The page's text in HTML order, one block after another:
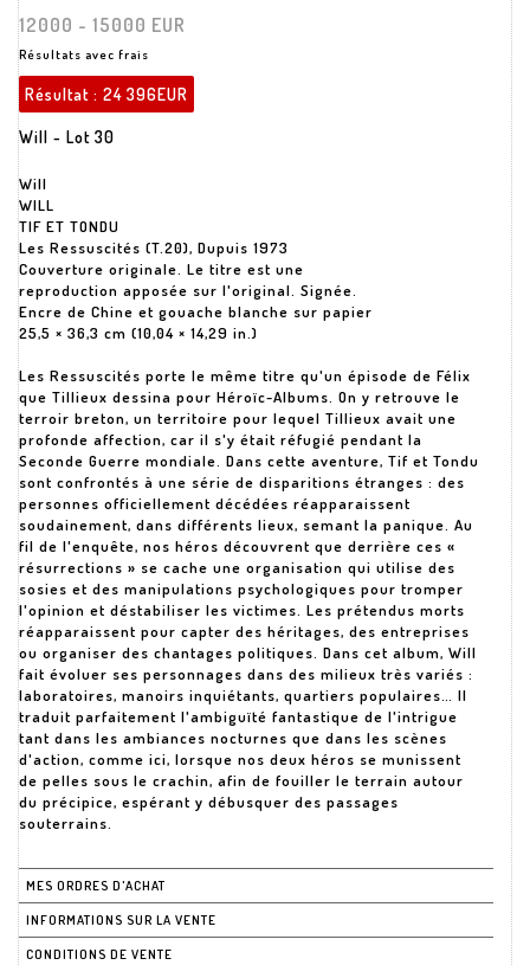
12000 - 15000 EUR
Résultats avec frais
Résultat : 24 396EUR
Will - Lot 30
Will
WILL
TIF ET TONDU
Les Ressuscités (T.20), Dupuis 1973
Couverture originale. Le titre est une
reproduction apposée sur l'original. Signée.
Encre de Chine et gouache blanche sur papier
25,5 × 36,3 cm (10,04 × 14,29 in.)
Les Ressuscités porte le même titre qu'un épisode de Félix
que Tillieux dessina pour Héroïc-Albums. On y retrouve le
terroir breton, un territoire pour lequel Tillieux avait une
profonde affection, car il s'y était réfugié pendant la
Seconde Guerre mondiale. Dans cette aventure, Tif et Tondu
sont confrontés à une série de disparitions étranges : des
personnes officiellement décédées réapparaissent
soudainement, dans différents lieux, semant la panique. Au
fil de l'enquête, nos héros découvrent que derrière ces «
résurrections » se cache une organisation qui utilise des
sosies et des manipulations psychologiques pour tromper
l'opinion et déstabiliser les victimes. Les prétendus morts
réapparaissent pour capter des héritages, des entreprises
ou organiser des chantages politiques. Dans cet album, Will
fait évoluer ses personnages dans des milieux très variés :
laboratoires, manoirs inquiétants, quartiers populaires… Il
traduit parfaitement l'ambiguïté fantastique de l'intrigue
tant dans les ambiances nocturnes que dans les scènes
d'action, comme ici, lorsque nos deux héros se munissent
de pelles sous le crachin, afin de fouiller le terrain autour
du précipice, espérant y débusquer des passages
souterrains.
MES ORDRES D'ACHAT
INFORMATIONS SUR LA VENTE
CONDITIONS DE VENTE